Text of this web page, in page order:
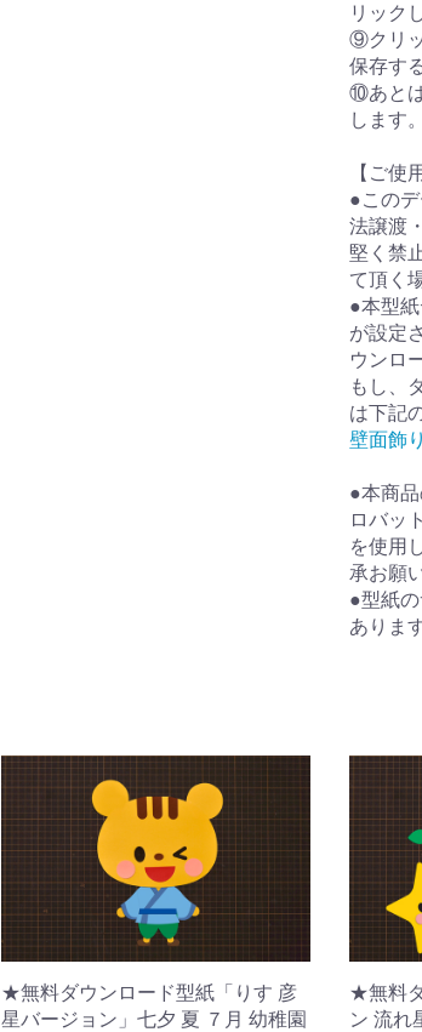
リック
⑨クリ
保存す
⑩あと
します。
【ご使
●この
法譲渡
堅く禁
て頂く
●本型
が設定
ウンロ
もし、
は下記
壁面飾
●本商
ロバッ
を使用
承お願
●型紙
ありま
★無料ダウンロード型紙「りす 彦
星バージョン」七夕 夏 ７月 幼稚園
★無料
ン 流れ